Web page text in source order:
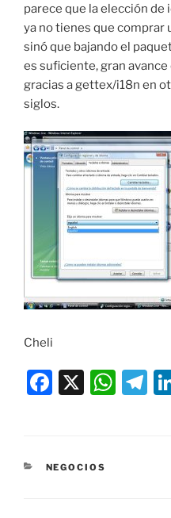
parece que la elección de
ya no tienes que comprar
sinó que bajando el
es suficiente, gran
gracias a gettex/i18n en
siglos.
Cheli
F
e
X
W T
CATEGORÍAS
NEGOCIOS